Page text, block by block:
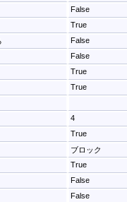
False
True
False
False
True
True
4
True
ブロック
True
False
False